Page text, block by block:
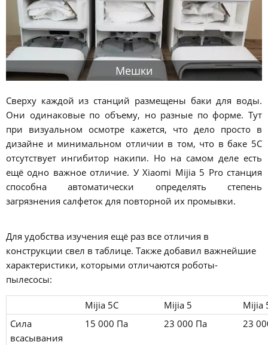
Мешки
Сверху каждой из станций размещены баки для воды.
Они одинаковые по объему, но разные по форме. Тут
при визуальном осмотре кажется, что дело просто в
дизайне и минимальном отличии в том, что в баке 5C
отсутствует ингибитор накипи. Но на самом деле есть
ещё одно важное отличие. У Xiaomi Mijia 5 Pro станция
способна автоматически определять степень
загрязнения салфеток для повторной их промывки.
Для удобства изучения ещё раз все отличия в
конструкции свел в таблице. Также добавил важнейшие
характеристики, которыми отличаются роботы-
пылесосы:
Mijia 5C Mijia 5
Mijia
Сила
всасывания
15 000 Па 23 000 Па 23